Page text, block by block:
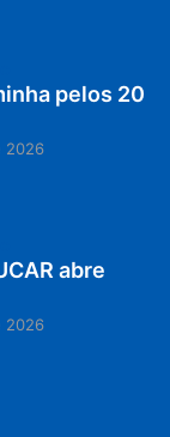
pelos 20
2026
abre
2026